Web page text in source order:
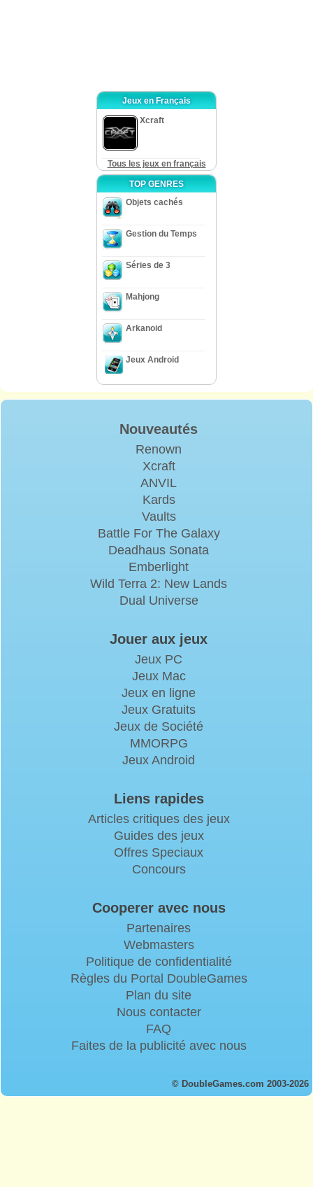
Jeux en Français
Xcraft
Tous les jeux en français
TOP GENRES
Objets cachés
Gestion du Temps
Séries de 3
Mahjong
Arkanoid
Jeux Android
Nouveautés
Renown
Xcraft
ANVIL
Kards
Vaults
Battle For The Galaxy
Deadhaus Sonata
Emberlight
Wild Terra 2: New Lands
Dual Universe
Jouer aux jeux
Jeux PC
Jeux Mac
Jeux en ligne
Jeux Gratuits
Jeux de Société
MMORPG
Jeux Android
Liens rapides
Articles critiques des jeux
Guides des jeux
Offres Speciaux
Concours
Cooperer avec nous
Partenaires
Webmasters
Politique de confidentialité
Règles du Portal DoubleGames
Plan du site
Nous contacter
FAQ
Faites de la publicité avec nous
© DoubleGames.com 2003-2026